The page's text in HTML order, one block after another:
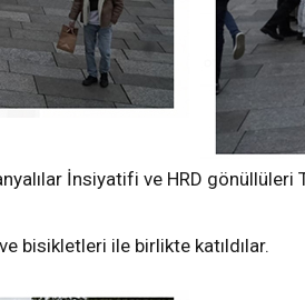
İnsiyatifi ve HRD
bisikletleri ile birlikte katıldılar.